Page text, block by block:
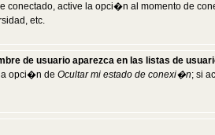
conectado, active la opci�n al momento de
etc.
de usuario aparezca en las listas de
opci�n de Ocultar mi estado de conexi�n; si